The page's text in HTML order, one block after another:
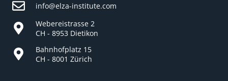
info@elza-institute.com
Webereistrasse 2
CH - 8953 Dietikon
Bahnhofplatz 15
CH - 8001 Zürich